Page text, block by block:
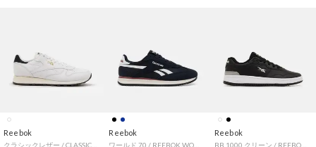
Reebok Reebok Reebok
BB 1000 クリーン / REEBOK BB 1000 CLEAN SA （ブラック）